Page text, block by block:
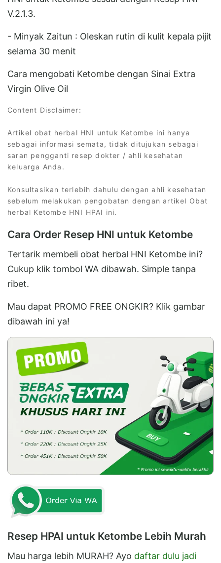
V.2.1.3.
- Minyak Zaitun : Oleskan rutin di kulit kepala pijit
selama 30 menit
Cara mengobati Ketombe dengan Sinai Extra
Virgin Olive Oil
Content Disclaimer:
Artikel obat herbal HNI untuk Ketombe ini hanya
sebagai informasi semata, tidak ditujukan sebagai
saran pengganti resep dokter / ahli kesehatan
keluarga Anda.
Konsultasikan terlebih dahulu dengan ahli kesehatan
sebelum melakukan pengobatan dengan artikel Obat
herbal Ketombe HNI HPAI ini.
Cara Order Resep HNI untuk Ketombe
Tertarik membeli obat herbal HNI Ketombe ini?
Cukup klik tombol WA dibawah. Simple tanpa
ribet.
Mau dapat PROMO FREE ONGKIR? Klik gambar
dibawah ini ya!
Resep HPAI untuk Ketombe Lebih Murah
Mau harga lebih MURAH? Ayo daftar dulu jadi